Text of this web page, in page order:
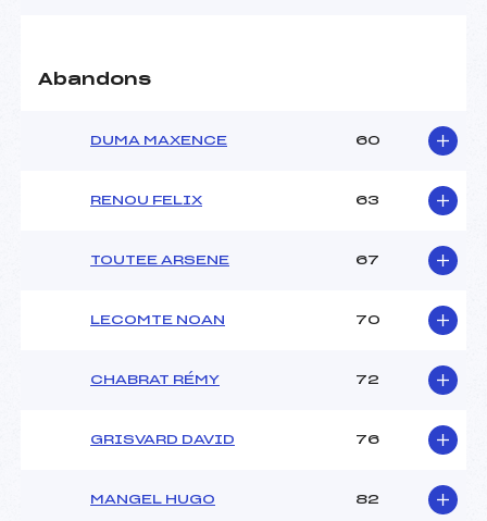
Catégorie :
Abandons
DUMA MAXENCE 60
RENOU FELIX 63
TOUTEE ARSENE 67
LECOMTE NOAN 70
CHABRAT RÉMY 72
GRISVARD DAVID 76
MANGEL HUGO 82